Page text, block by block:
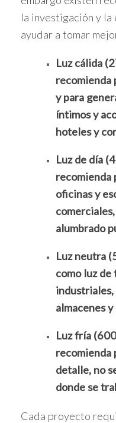
la investigación y
ayudar a tomar
Luz cálida
recomienda
y para
íntimos y
hoteles y
Luz de día
recomienda
oficinas y
alumbrado
Luz neutra
como luz de
industriales,
almacenes
Luz fría
recomienda
detalle, no
donde se
Cada proyecto